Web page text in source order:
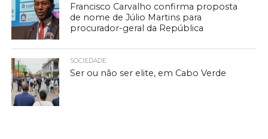
Francisco Carvalho confirma proposta
de nome de Júlio Martins para
procurador-geral da República
SOCIEDADE
Ser ou não ser elite, em Cabo Verde